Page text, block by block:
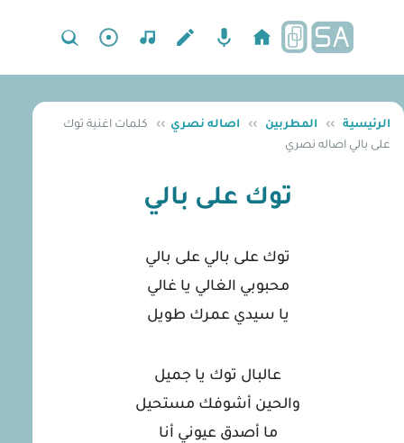
الرئيسية ›› المطربين ›› اصاله نصري ››
كلمات اغنية توك
على بالي اصاله نصري
توك على بالي
توك على بالي على بالي
محبوبي الغالي يا غالي
يا سيدي عمرك طويل
عالبال توك يا جميل
والحين أشوفك مستحيل
ما أصدق عيوني أنا